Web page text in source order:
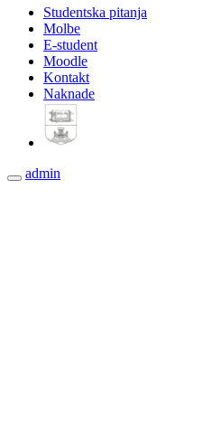
Studentska pitanja
Molbe
E-student
Moodle
Kontakt
Naknade
admin